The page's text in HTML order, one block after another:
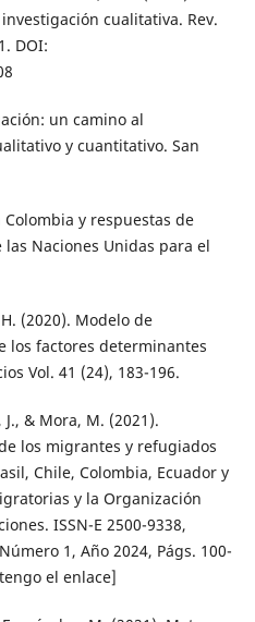
cualitativa. Rev.
DOI:
un camino al
y cuantitativo. San
y respuestas de
Naciones Unidas para el
(2020). Modelo de
los factores determinantes
Vol. 41 (24), 183-196.
& Mora, M. (2021).
los migrantes y refugiados
Chile, Colombia, Ecuador y
y la Organización
ISSN-E 2500-9338,
1, Año 2024, Págs. 100-
el enlace]